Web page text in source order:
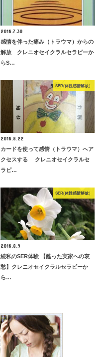
2018.7.30
感情を伴った痛み（トラウマ）からの
解放 クレニオセイクラルセラピーか
らS…
SER(体性感情解放）
2018.8.22
カードを使って感情（トラウマ）へア
クセスする クレニオセイクラルセ
ラピ…
SER(体性感情解放）
2018.8.9
続私のSER体験 【甦った実家への哀
愁】クレニオセイクラルセラピーか
ら…